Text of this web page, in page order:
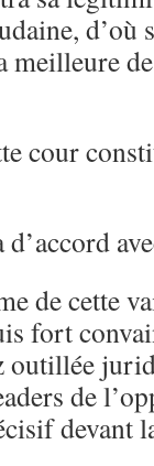
d’où
meilleure
cour
de cette
fort
outillée
de
devant